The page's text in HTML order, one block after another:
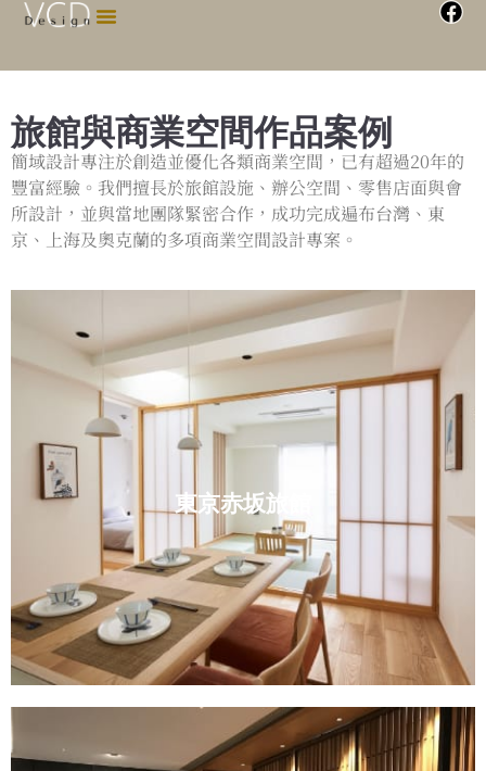
旅館與商業空間作品案例
簡域設計專注於創造並優化各類商業空間，已有超過20年的
豐富經驗。我們擅長於旅館設施、辦公空間、零售店面與會
所設計，並與當地團隊緊密合作，成功完成遍布台灣、東
京、上海及奧克蘭的多項商業空間設計專案。
東京赤坂旅館
東京赤坂旅館
MORE